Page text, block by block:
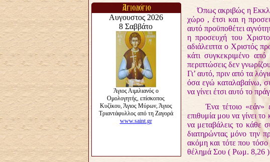
Όπως ακριβώς η
χώρο , έτσι και η
αυτό προϋποθέτει
η προσευχή του
αδιάλειπτα ο Χριστός
κάτι συγκεκριμένο από
περιπτώσεις δεν
Γι’ αυτό, πριν από τα
όσα εγώ καταλαβαίνω,
να γίνει έτσι αυτό το
Ένα τέτοιο «εάν»
επιθυμία μου να γίνει
να μεταβάλεις το κάθε
διατηρώντας μόνο την
ακόμη και τότε που
θέλημά Σου ( Ρωμ. 8,26